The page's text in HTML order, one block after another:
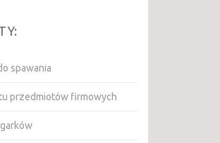
spawania
przedmiotów firmowych